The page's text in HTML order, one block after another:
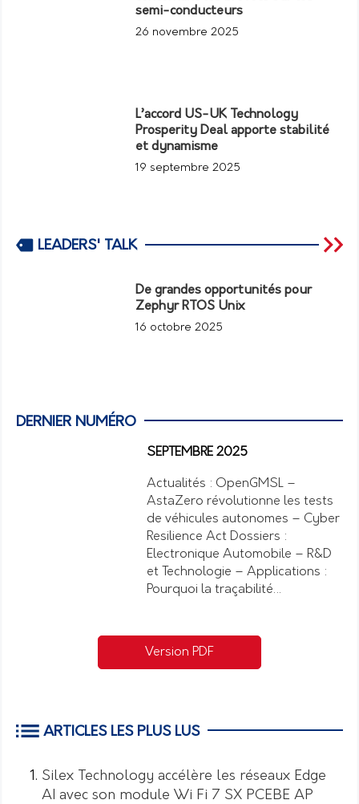
semi-conducteurs
26 novembre 2025
L’accord US-UK Technology
Prosperity Deal apporte stabilité
et dynamisme
19 septembre 2025
LEADERS' TALK
De grandes opportunités pour
Zephyr RTOS Unix
16 octobre 2025
DERNIER NUMÉRO
SEPTEMBRE 2025
Actualités : OpenGMSL –
AstaZero révolutionne les tests
de véhicules autonomes – Cyber
Resilience Act Dossiers :
Electronique Automobile – R&D
et Technologie – Applications :
Pourquoi la traçabilité…
Version PDF
ARTICLES LES PLUS LUS
Silex Technology accélère les réseaux Edge
AI avec son module Wi Fi 7 SX PCEBE AP